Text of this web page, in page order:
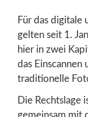
Für das digitale
gelten seit 1.
hier in zwei
das Einscannen
traditionelle
Die Rechtslage
gemeinsam mit